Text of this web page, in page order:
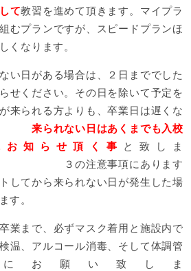
て教習を進めて頂きます。マイプラ
むプランですが、スピードプランほ
くなります。
い日がある場合は、２日まででした
せください。その日を除いて予定を
来られる方よりも、卒業日は遅くな
来られない日はあくまでも入校
知らせ頂く事
と致しま
意事項にあります
してから来られない日が発生した場
す。
業まで、必ずマスク着用と施設内で
温、アルコール消毒、そして体調管
お願い致しま